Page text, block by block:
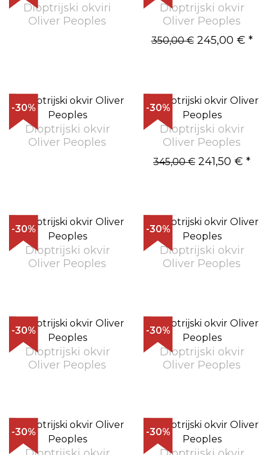
Dioptrijski okviri
Oliver Peoples
Dioptrijski okvir
Oliver Peoples
350,00 €245,00 € *
-30%
Dioptrijski okvir
Oliver Peoples
-30%
Dioptrijski okvir
Oliver Peoples
345,00 € 241,50 € *
-30%
Dioptrijski okvir
Oliver Peoples
-30%
Dioptrijski okvir
Oliver Peoples
-30%
Dioptrijski okvir
Oliver Peoples
-30%
Dioptrijski okvir
Oliver Peoples
-30% -30%